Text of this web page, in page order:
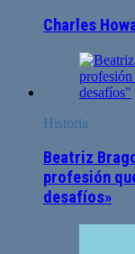
Charles
Historia
Beatriz
profesión
desafíos»